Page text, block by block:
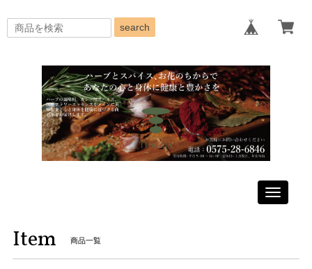
search
Toggle
Item 商品一覧